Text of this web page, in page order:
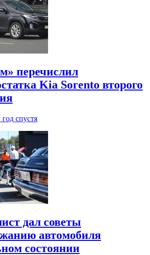
перечислил
Kia Sorento второго
год спустя
дал советы
автомобиля
состоянии